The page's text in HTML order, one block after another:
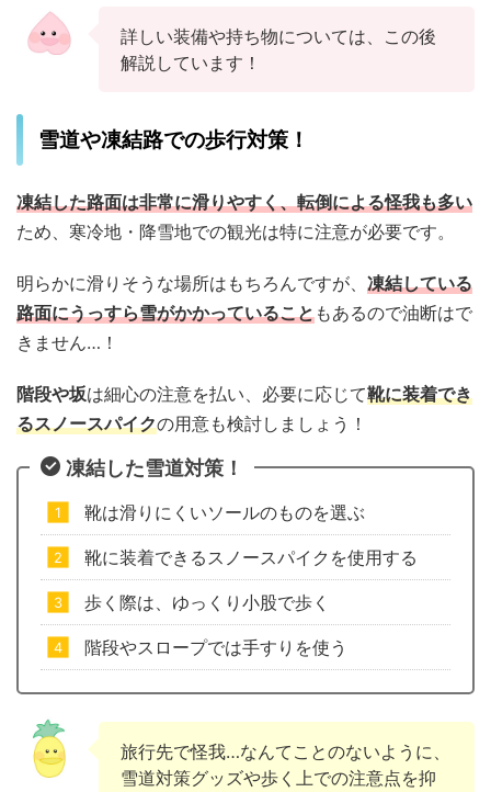
詳しい装備や持ち物については、この後
解説しています！
雪道や凍結路での歩行対策！
凍結した路面は非常に滑りやすく、転倒による怪我も多い
ため、寒冷地・降雪地での観光は特に注意が必要です。
明らかに滑りそうな場所はもちろんですが、 凍結している
路面にうっすら雪がかかっていることもあるので油断はで
きません…！
階段や坂は細心の注意を払い、必要に応じて靴に装着でき
るスノースパイクの用意も検討しましょう！
凍結した雪道対策！
靴は滑りにくいソールのものを選ぶ
靴に装着できるスノースパイクを使用する
歩く際は、ゆっくり小股で歩く
階段やスロープでは手すりを使う
旅行先で怪我…なんてことのないように、
雪道対策グッズや歩く上での注意点を抑